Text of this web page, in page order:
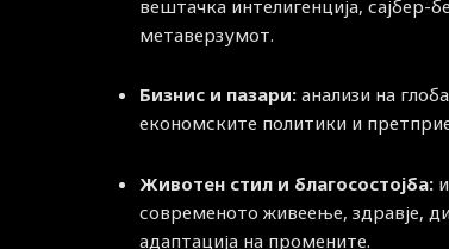
вештачка интелигенција, сајбер-
метаверзумот.
Бизнис и пазари: анализи на
економските политики и
Животен стил и благосостојба:
современото живеење, здравје,
адаптација на промените.